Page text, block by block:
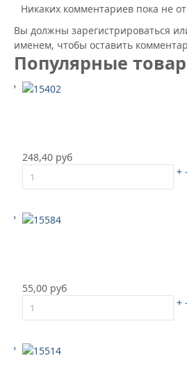
Никаких комментариев пока не
Вы должны зарегистрироваться
именем, чтобы оставить
Популярные
248,40 руб
+
55,00 руб
+